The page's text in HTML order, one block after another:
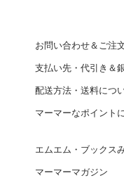
お問い合わせ＆ご注
支払い先・代引き＆
配送方法・送料につ
マーマーなポイント
エムエム・ブックス
マーマーマガジン